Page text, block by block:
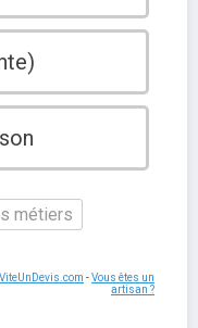
métiers
ViteUnDevis.com -Vous êtes un
artisan ?